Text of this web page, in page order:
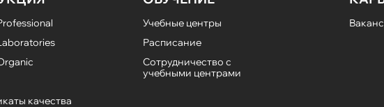
качества
Учебные центры
Расписание
Сотрудничество с
учебными центрами